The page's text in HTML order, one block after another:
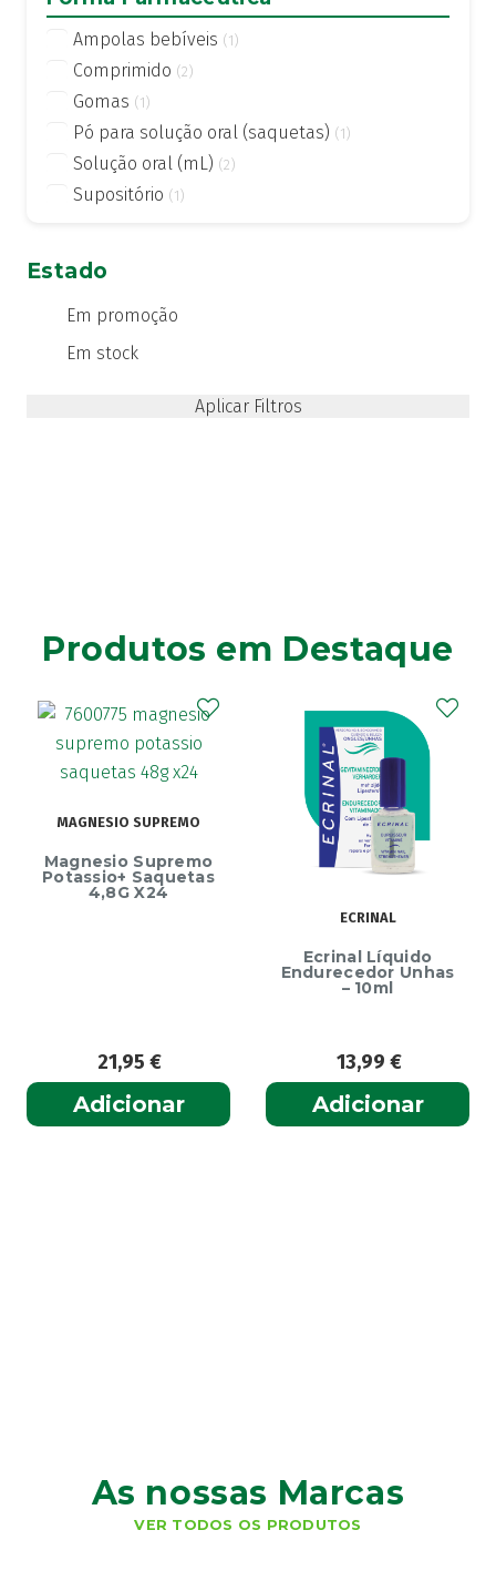
Ampolas bebíveis (1)
Comprimido (2)
Gomas (1)
Pó para solução oral (saquetas) (1)
Solução oral (mL) (2)
Supositório (1)
Estado
Em promoção
Em stock
Produtos em Destaque
MAGNESIO SUPREMO
Magnesio Supremo
Potassio+ Saquetas
4,8G X24
21,95€
Adicionar
ECRINAL
Ecrinal Líquido
Endurecedor Unhas
– 10ml
13,99€
Adicionar
As nossas Marcas
VER TODOS OS PRODUTOS